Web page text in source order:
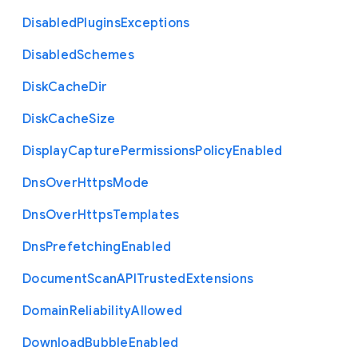
DisabledPluginsExceptions
DisabledSchemes
DiskCacheDir
DiskCacheSize
DisplayCapturePermissionsPolicyEnabled
DnsOverHttpsMode
DnsOverHttpsTemplates
DnsPrefetchingEnabled
DocumentScanAPITrustedExtensions
DomainReliabilityAllowed
DownloadBubbleEnabled